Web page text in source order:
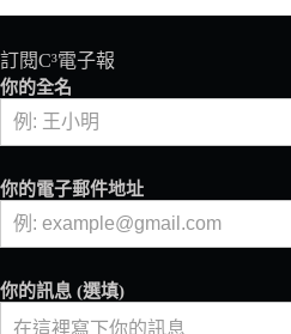
品
種
取
名
嗎？
聊
種
權
制
——
下
訂閱C³電子報
你的全名
你的電子郵件地址
你的訊息 (選填)